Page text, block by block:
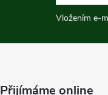
Vložením e-
Přijímáme online